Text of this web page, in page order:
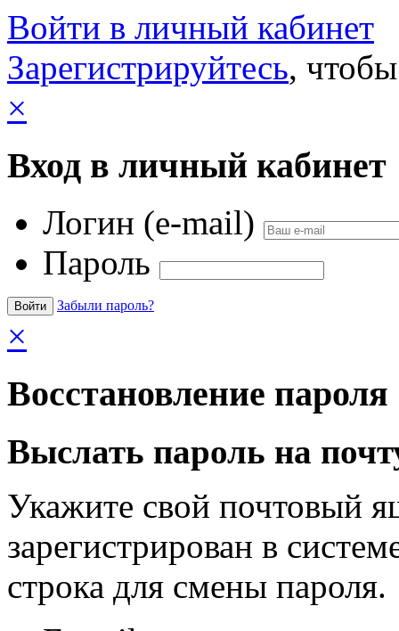
Войти в личный кабинет
Зарегистрируйтесь,
×
Вход в личный кабинет
Логин (e-mail)
Пароль
Забыли пароль?
×
Восстановление пароля
Выслать пароль на
Укажите свой почтовый
зарегистрирован в
строка для смены пароля.